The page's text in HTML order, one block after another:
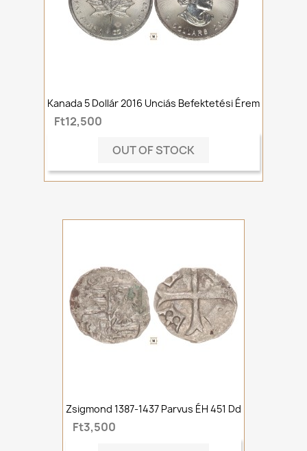
Kanada 5 Dollár 2016 Unciás Befektetési Érem
Ft12,500
OUT OF STOCK
Zsigmond 1387-1437 Parvus ÉH 451 Dd
Ft3,500